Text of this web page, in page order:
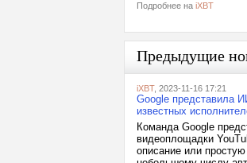
Подробнее на iXBT
Предыдущие
iXBT, 2023-11-16 17:21
Google представила
известных
Команда Google
видеоплощадки
описание или